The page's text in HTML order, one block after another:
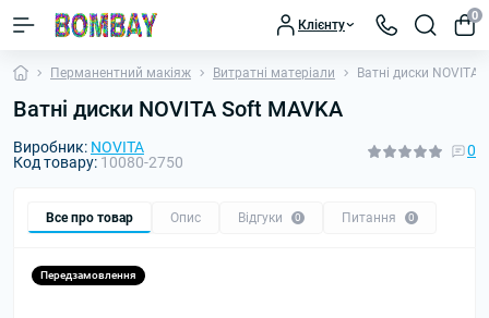
Клієнту
0
Перманентний макіяж Витратні матеріали Ватні диски NOVITA
Ватні диски NOVITA Soft MAVKA
Виробник: NOVITA
Код товару: 10080-2750
0
Все про товар Опис Відгуки 0 Питання 0
Передзамовлення